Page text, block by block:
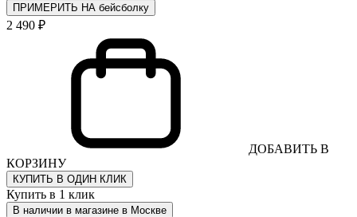
ПРИМЕРИТЬ НА бейсболку
2 490 ₽
ДОБАВИТЬ В
КОРЗИНУ
КУПИТЬ В ОДИН КЛИК
Купить в 1 клик
В наличии в магазине в Москве